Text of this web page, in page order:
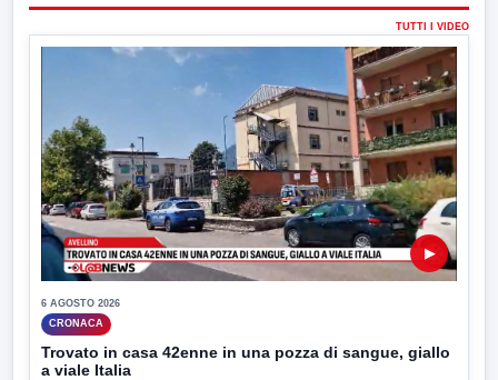
TUTTI I VIDEO
▶
6 AGOSTO 2026
CRONACA
Trovato in casa 42enne in una pozza di sangue, giallo
a viale Italia